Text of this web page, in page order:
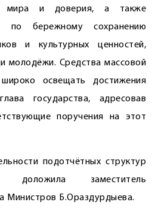
мира и доверия, а также
по бережному сохранению
и культурных ценностей,
молодёжи. Средства массовой
освещать достижения
государства, адресовав
поручения на этот
подотчётных структур
доложила заместитель
Министров Б.Ораздурдыева.